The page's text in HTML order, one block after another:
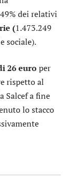
dei relativi
(1.473.249
sociale).
26 euro per
rispetto al
Salcef a fine
lo stacco